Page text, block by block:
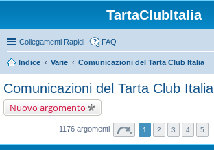
TartaClubItalia
Collegamenti Rapidi FAQ
Indice Varie Comunicazioni del Tarta Club Italia
Comunicazioni del Tarta Club Italia
Nuovo argomento
1176 argomenti 1 2 3 4 5